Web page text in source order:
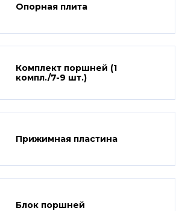
Опорная плита
Комплект поршней (1
компл./7-9 шт.)
Прижимная пластина
Блок поршней